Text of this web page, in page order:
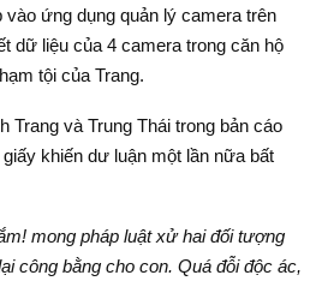
ứng dụng quản lý camera trên
dữ liệu của 4 camera trong căn hộ
tội của Trang.
Trang và Trung Thái trong bản cáo
khiến dư luận một lần nữa bất
mong pháp luật xử hai đối tượng
công bằng cho con. Quá đỗi độc ác,